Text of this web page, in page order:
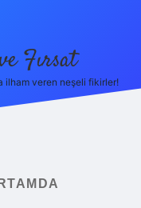
Fırsat
ilham veren neşeli fikirler!